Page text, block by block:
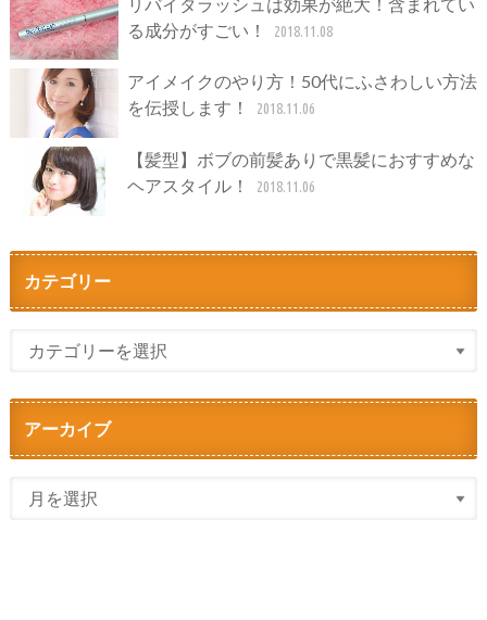
る成分がすごい！
2018.11.08
アイメイクのやり方！50代にふさわしい方法
を伝授します！
2018.11.06
【髪型】ボブの前髪ありで黒髪におすすめな
ヘアスタイル！
2018.11.06
カテゴリー
アーカイブ